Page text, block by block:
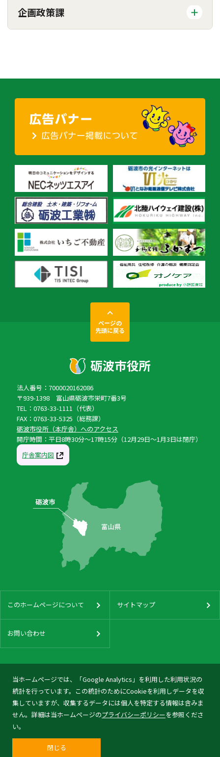
企画政策課
当ホームページでは、「Google Analytics」を利用した利用状況の
統計を行っています。この統計のためにCookieを利用しデータを収
集していますが、収集するデータには個人を特定する情報は含みま
せん。詳細は当ホームページのプライバシーポリシーを参照くださ
い。
閉じる
ページの
先頭に戻る
法人番号：7000020162086
〒939-1398 富山県砺波市栄町7番3号
TEL：0763-33-1111（代表）
FAX：0763-33-5325（総務課）
砺波市役所（本庁舎）へのアクセス
開庁時間：平日8時30分〜17時15分（12月29日〜1月3日は閉庁）
庁舎案内図
このホームページについて サイトマップ
お問い合わせ